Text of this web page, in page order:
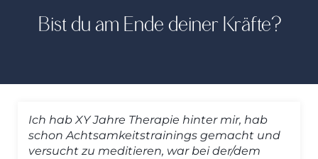
Bist du am Ende deiner Kräfte?
Ich hab XY Jahre Therapie hinter mir, hab
schon Achtsamkeitstrainings gemacht und
versucht zu meditieren, war bei der/dem